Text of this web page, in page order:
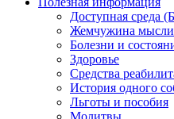
Доступная среда
Жемчужина мысли
Болезни и
Здоровье
Средства
История одного
Льготы и пособия
Молитвы